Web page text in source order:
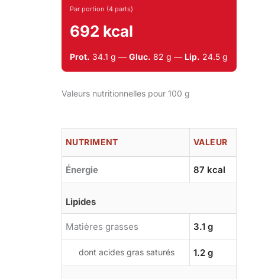
Par portion (4 parts)
692 kcal
Prot. 34.1 g — Gluc. 82 g — Lip. 24.5 g
Valeurs nutritionnelles pour 100 g
NUTRIMENT VALEUR
Énergie 87 kcal
Lipides
Matières grasses 3.1 g
dont acides gras saturés 1.2 g